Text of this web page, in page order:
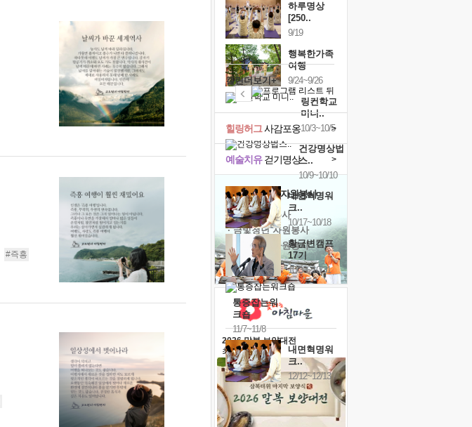
#즉흥
하루명상
[250..
9/19
행복한가족
여행
9/24~9/26
링컨학교
미니..
10/3~10/5
건강명상법
스..
10/9~10/10
내면혁명워
크..
10/17~10/18
황금변캠프
17기
10/30~10/31
통증잡는워
크숍
11/7~11/8
내면혁명워
크..
12/12~12/13
캘린더보기+
예술치유걷기명상 >
힐링허그사감포옹 >
'옹달샘의 꽃'자원봉사
· 청년 자원봉사
· 금빛청년 자원봉사
· 음식연구 자원봉사
2026 말복 보양대전
최대74%할인